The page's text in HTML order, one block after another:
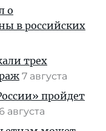
о
в российских
трех
7 августа
пройдет
6 августа